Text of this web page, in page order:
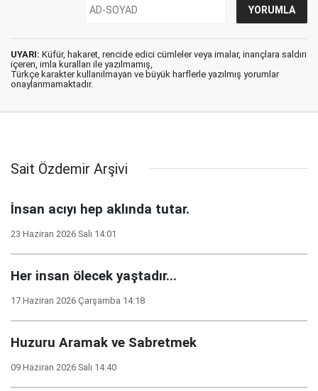
UYARI: Küfür, hakaret, rencide edici cümleler veya imalar, inançlara saldırı
içeren, imla kuralları ile yazılmamış,
Türkçe karakter kullanılmayan ve büyük harflerle yazılmış yorumlar
onaylanmamaktadır.
Sait Özdemir Arşivi
İnsan acıyı hep aklında tutar.
23 Haziran 2026 Salı 14:01
Her insan ölecek yaştadır...
17 Haziran 2026 Çarşamba 14:18
Huzuru Aramak ve Sabretmek
09 Haziran 2026 Salı 14:40